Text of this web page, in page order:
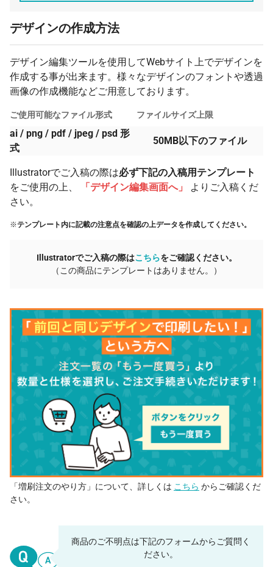
デザインの作成方法
デザイン編集ツールを使用してWebサイト上でデザインを
作成する事が出来ます。様々なデザインのフォントや透過
画像の作成機能などご用意しております。
ご使用可能なファイル形式
ai / png / pdf / jpeg / psd 形
式
ファイルサイズ上限
50MB以下のファイル
Illustratorでご入稿の際は必ず下記の入稿用テンプレート
をご使用の上、
「デザイン編集画面へ」
よりご入稿くだ
さい。
※テンプレート内に記載の注意点を確認の上データを作成してください。
Illustratorでご入稿の際はこちらをご確認ください。
（この商品にテンプレートはありません。）
「増刷注文のやり方」について、詳しくは こちら からご確認くだ
さい。
商品のご不明点は下記のフォームからご質問く
ださい。